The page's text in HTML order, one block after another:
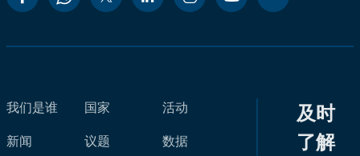
我们是谁
新闻
国家
议题
活动
数据
及时
了解